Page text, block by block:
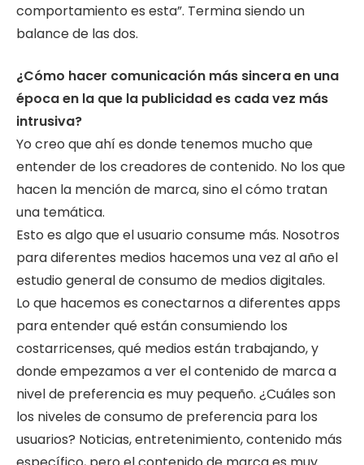
comportamiento es esta”. Termina siendo un
balance de las dos.
¿Cómo hacer comunicación más sincera en una
época en la que la publicidad es cada vez más
intrusiva?
Yo creo que ahí es donde tenemos mucho que
entender de los creadores de contenido. No los que
hacen la mención de marca, sino el cómo tratan
una temática.
Esto es algo que el usuario consume más. Nosotros
para diferentes medios hacemos una vez al año el
estudio general de consumo de medios digitales.
Lo que hacemos es conectarnos a diferentes apps
para entender qué están consumiendo los
costarricenses, qué medios están trabajando, y
donde empezamos a ver el contenido de marca a
nivel de preferencia es muy pequeño. ¿Cuáles son
los niveles de consumo de preferencia para los
usuarios? Noticias, entretenimiento, contenido más